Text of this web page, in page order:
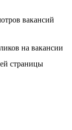
вакансий
на вакансии
страницы